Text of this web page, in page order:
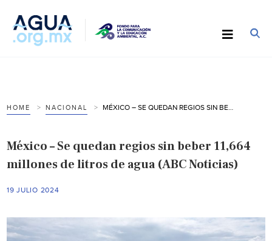
HOME NACIONAL
México – Se quedan regios sin beber 11,664
millones de litros de agua (ABC Noticias)
19 JULIO 2024